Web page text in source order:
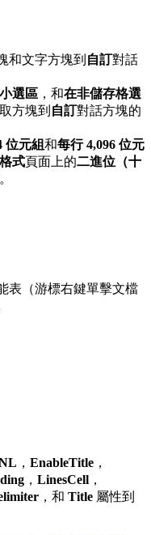
和文字方塊到 自訂對話
選區 ，和在非儲存格選
方塊到 自訂對話方塊的
位元組和每行 4,096 位元
格式頁面上的二進位（十
表（游標右鍵單擊文檔
， EnableTitle ，
， LinesCell ，
，和 Title 屬性到